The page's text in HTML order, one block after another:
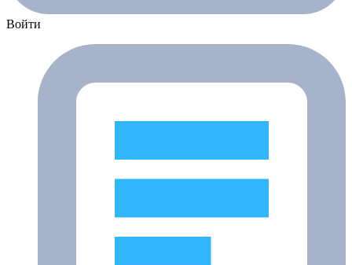
Войти